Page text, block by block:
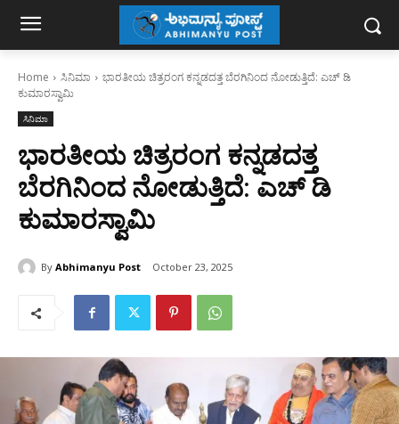
Home ಸಿನಿಮಾ
ಭಾರತೀಯ ಚಿತ್ರರಂಗ ಕನ್ನಡದತ್ತ ಬೆರಗಿನಿಂದ ನೋಡುತ್ತಿದೆ: ಎಚ್ ಡಿ
ಕುಮಾರಸ್ವಾಮಿ
ಸಿನಿಮಾ
ಭಾರತೀಯ ಚಿತ್ರರಂಗ ಕನ್ನಡದತ್ತ
ಬೆರಗಿನಿಂದ ನೋಡುತ್ತಿದೆ: ಎಚ್ ಡಿ
ಕುಮಾರಸ್ವಾಮಿ
By Abhimanyu Post October 23, 2025